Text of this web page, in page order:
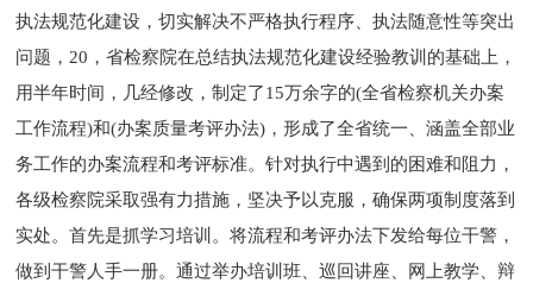
执法规范化建设，切实解决不严格执行程序、执法随意性等突出
问题，20，省检察院在总结执法规范化建设经验教训的基础上，
用半年时间，几经修改，制定了15万余字的(全省检察机关办案
工作流程)和(办案质量考评办法)，形成了全省统一、涵盖全部业
务工作的办案流程和考评标准。针对执行中遇到的困难和阻力，
各级检察院采取强有力措施，坚决予以克服，确保两项制度落到
实处。首先是抓学习培训。将流程和考评办法下发给每位干警，
做到干警人手一册。通过举办培训班、巡回讲座、网上教学、辩